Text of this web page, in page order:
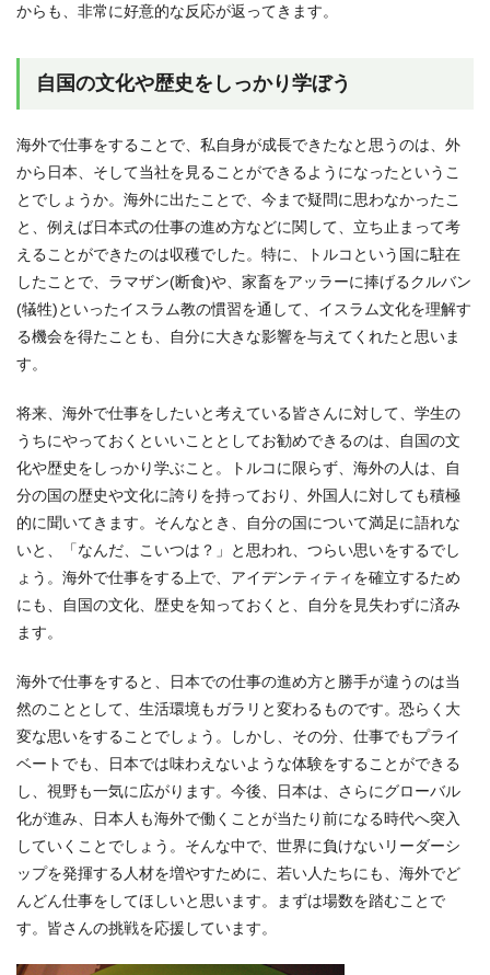
からも、非常に好意的な反応が返ってきます。
自国の文化や歴史をしっかり学ぼう
海外で仕事をすることで、私自身が成長できたなと思うのは、外
から日本、そして当社を見ることができるようになったというこ
とでしょうか。海外に出たことで、今まで疑問に思わなかったこ
と、例えば日本式の仕事の進め方などに関して、立ち止まって考
えることができたのは収穫でした。特に、トルコという国に駐在
したことで、ラマザン(断食)や、家畜をアッラーに捧げるクルバン
(犠牲)といったイスラム教の慣習を通して、イスラム文化を理解す
る機会を得たことも、自分に大きな影響を与えてくれたと思いま
す。
将来、海外で仕事をしたいと考えている皆さんに対して、学生の
うちにやっておくといいこととしてお勧めできるのは、自国の文
化や歴史をしっかり学ぶこと。トルコに限らず、海外の人は、自
分の国の歴史や文化に誇りを持っており、外国人に対しても積極
的に聞いてきます。そんなとき、自分の国について満足に語れな
いと、「なんだ、こいつは？」と思われ、つらい思いをするでし
ょう。海外で仕事をする上で、アイデンティティを確立するため
にも、自国の文化、歴史を知っておくと、自分を見失わずに済み
ます。
海外で仕事をすると、日本での仕事の進め方と勝手が違うのは当
然のこととして、生活環境もガラリと変わるものです。恐らく大
変な思いをすることでしょう。しかし、その分、仕事でもプライ
ベートでも、日本では味わえないような体験をすることができる
し、視野も一気に広がります。今後、日本は、さらにグローバル
化が進み、日本人も海外で働くことが当たり前になる時代へ突入
していくことでしょう。そんな中で、世界に負けないリーダーシ
ップを発揮する人材を増やすために、若い人たちにも、海外でど
んどん仕事をしてほしいと思います。まずは場数を踏むことで
す。皆さんの挑戦を応援しています。